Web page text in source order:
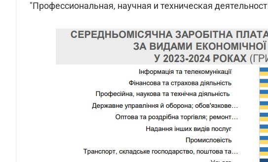
"Профессиональная, научная и техническая